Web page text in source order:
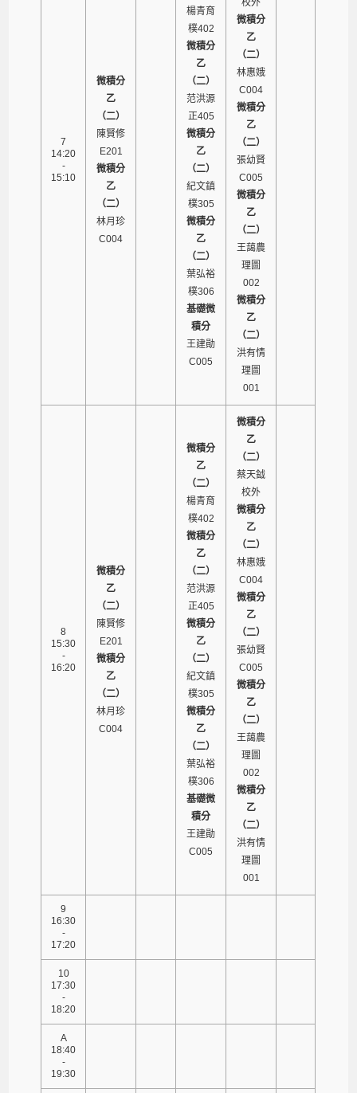
7
14:20
-
15:10
微積分
乙
（二）
陳賢修
E201
微積分
乙
（二）
林月珍
C004
楊青育
樸402
微積分
乙
（二）
范洪源
正405
微積分
乙
（二）
紀文鎮
樸305
微積分
乙
（二）
葉弘裕
樸306
基礎微
積分
王建勛
C005
校外
微積分
乙
（二）
林惠娥
C004
微積分
乙
（二）
張幼賢
C005
微積分
乙
（二）
王藹農
理圖
002
微積分
乙
（二）
洪有情
理圖
001
8
15:30
-
16:20
微積分
乙
（二）
陳賢修
E201
微積分
乙
（二）
林月珍
C004
微積分
乙
（二）
楊青育
樸402
微積分
乙
（二）
范洪源
正405
微積分
乙
（二）
紀文鎮
樸305
微積分
乙
（二）
葉弘裕
樸306
基礎微
積分
王建勛
C005
微積分
乙
（二）
蔡天鉞
校外
微積分
乙
（二）
林惠娥
C004
微積分
乙
（二）
張幼賢
C005
微積分
乙
（二）
王藹農
理圖
002
微積分
乙
（二）
洪有情
理圖
001
9
16:30
-
17:20
10
17:30
-
18:20
A
18:40
-
19:30